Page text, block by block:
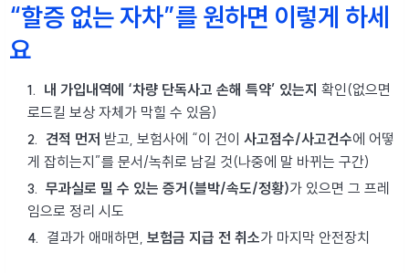
“할증 없는 자차”를 원하면 이렇게 하세
요
내 가입내역에 ‘차량 단독사고 손해 특약’ 있는지 확인(없으면
로드킬 보상 자체가 막힐 수 있음)
견적 먼저 받고, 보험사에 “이 건이 사고점수/사고건수에 어떻
게 잡히는지”를 문서/녹취로 남길 것(나중에 말 바뀌는 구간)
무과실로 밀 수 있는 증거(블박/속도/정황)가 있으면 그 프레
임으로 정리 시도
결과가 애매하면, 보험금 지급 전 취소가 마지막 안전장치